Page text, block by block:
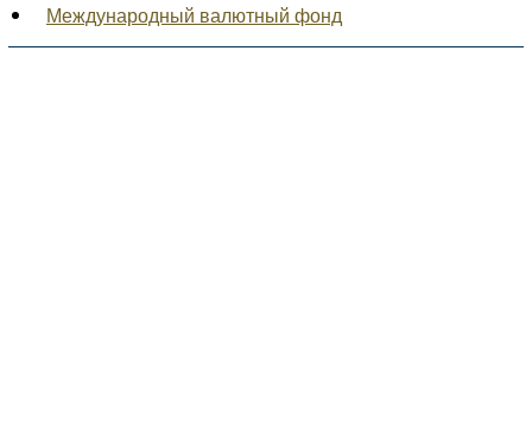
Международный валютный фонд